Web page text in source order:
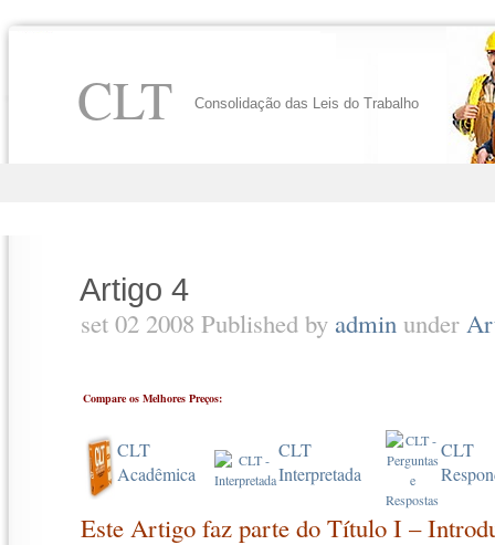
CLT Consolidação das Leis do Trabalho
Artigo 4
set 02 2008 Published by admin under
Compare os Melhores Preços:
CLT
Acadêmica
CLT
Interpretada
CLT
Este Artigo faz parte do Título I –